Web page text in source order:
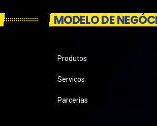
MODELO DE
Produtos
Serviços
Parcerias